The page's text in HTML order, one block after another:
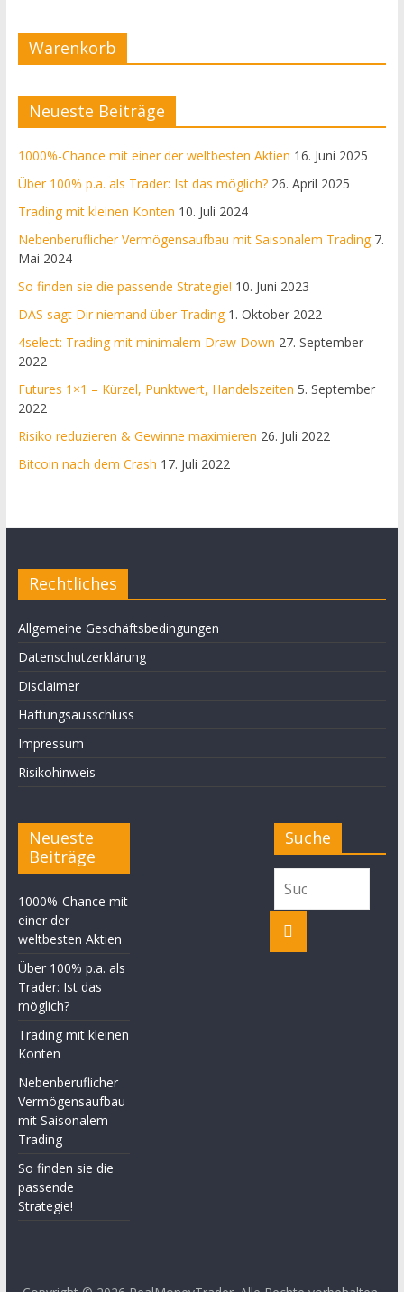
Warenkorb
Neueste Beiträge
1000%-Chance mit einer der weltbesten Aktien 16. Juni 2025
Über 100% p.a. als Trader: Ist das möglich? 26. April 2025
Trading mit kleinen Konten 10. Juli 2024
Nebenberuflicher Vermögensaufbau mit Saisonalem Trading 7.
Mai 2024
So finden sie die passende Strategie! 10. Juni 2023
DAS sagt Dir niemand über Trading 1. Oktober 2022
4select: Trading mit minimalem Draw Down 27. September
2022
Futures 1×1 – Kürzel, Punktwert, Handelszeiten 5. September
2022
Risiko reduzieren & Gewinne maximieren 26. Juli 2022
Bitcoin nach dem Crash 17. Juli 2022
Rechtliches
Allgemeine Geschäftsbedingungen
Datenschutzerklärung
Disclaimer
Haftungsausschluss
Impressum
Risikohinweis
Neueste
Beiträge
1000%-Chance mit
einer der
weltbesten Aktien
Über 100% p.a. als
Trader: Ist das
möglich?
Trading mit kleinen
Konten
Nebenberuflicher
Vermögensaufbau
mit Saisonalem
Trading
So finden sie die
passende
Strategie!
Suche